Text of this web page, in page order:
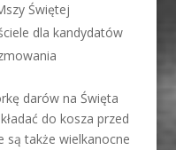
Świętej
dla kandydatów
darów na Święta
do kosza przed
są także wielkanocne